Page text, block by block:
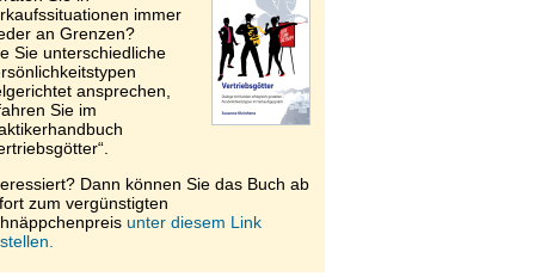
immer
an Grenzen?
Sie unterschiedliche
ansprechen,
Sie im
Dann können Sie das Buch ab
zum vergünstigten
unter diesem Link